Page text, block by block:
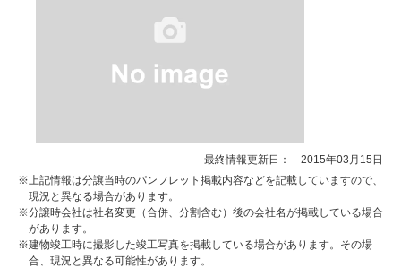
最終情報更新日： 2015年03月15日
※上記情報は分譲当時のパンフレット掲載内容などを記載していますので、
現況と異なる場合があります。
※分譲時会社は社名変更（合併、分割含む）後の会社名が掲載している場合
があります。
※建物竣工時に撮影した竣工写真を掲載している場合があります。その場
合、現況と異なる可能性があります。